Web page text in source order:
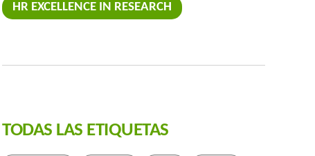
HR EXCELLENCE IN RESEARCH
TODAS LAS ETIQUETAS